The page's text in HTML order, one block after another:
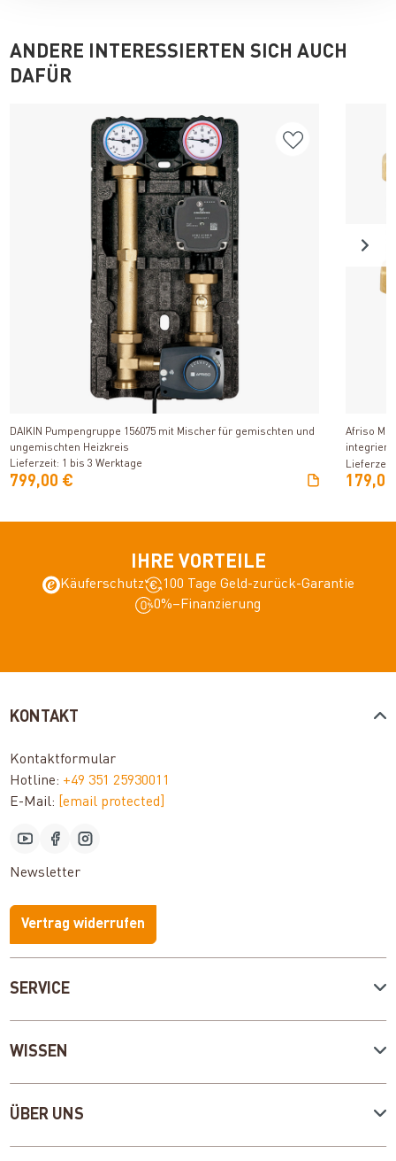
ANDERE INTERESSIERTEN SICH AUCH
DAFÜR
Produkt ansehen
DAIKIN Pumpengruppe 156075 mit Mischer für gemischten und
ungemischten Heizkreis
Lieferzeit: 1 bis 3 Werktage
799,00 €
Afriso
IHRE VORTEILE
Käuferschutz
100 Tage Geld-zurück-Garantie
0%–Finanzierung
SERVICE
WISSEN
ÜBER UNS
KONTAKT
Kontaktformular
Hotline: +49 351 25930011
E-Mail:
[email protected]
Newsletter
Vertrag widerrufen